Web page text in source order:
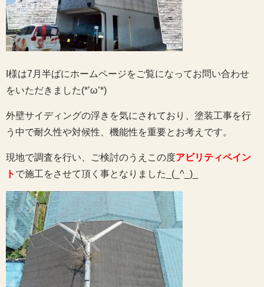
I様は7月半ばにホームページをご覧になってお問い合わせ
をいただきました(*’ω’*)
外壁サイディングの浮きを気にされており、塗装工事を行
う中で耐久性や対候性、機能性を重要とお考えです。
現地で調査を行い、ご検討のうえこの度アビリティペイン
ト で施工をさせて頂く事となりました_(_^_)_